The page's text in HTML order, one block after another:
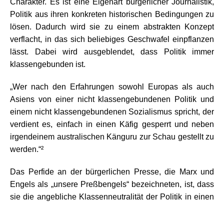
Charakter. Es ist eine Eigenart bürgerlicher Journalistik,
Politik aus ihren konkreten historischen Bedingungen zu
lösen. Dadurch wird sie zu einem abstrakten Konzept
verflacht, in das sich beliebiges Geschwafel einpflanzen
lässt. Dabei wird ausgeblendet, dass Politik immer
klassengebunden ist.
„Wer nach den Erfahrungen sowohl Europas als auch
Asiens von einer nicht klassengebundenen Politik und
einem nicht klassengebundenen Sozialismus spricht, der
verdient es, einfach in einen Käfig gesperrt und neben
irgendeinem australischen Känguru zur Schau gestellt zu
werden.“²
Das Perfide an der bürgerlichen Presse, die Marx und
Engels als „unsere Preßbengels“ bezeichneten, ist, dass
sie die angebliche Klassenneutralität der Politik in einen